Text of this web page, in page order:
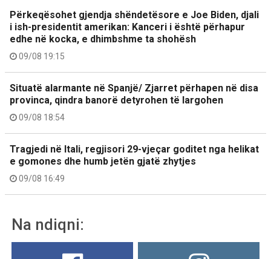
Përkeqësohet gjendja shëndetësore e Joe Biden, djali
i ish-presidentit amerikan: Kanceri i është përhapur
edhe në kocka, e dhimbshme ta shohësh
09/08 19:15
Situatë alarmante në Spanjë/ Zjarret përhapen në disa
provinca, qindra banorë detyrohen të largohen
09/08 18:54
Tragjedi në Itali, regjisori 29-vjeçar goditet nga helikat
e gomones dhe humb jetën gjatë zhytjes
09/08 16:49
Na ndiqni: